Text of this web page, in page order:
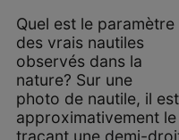
Quel est le paramètre
des vrais nautiles
observés dans la
nature? Sur une
photo de nautile, il
approximativement
traçant une demi-